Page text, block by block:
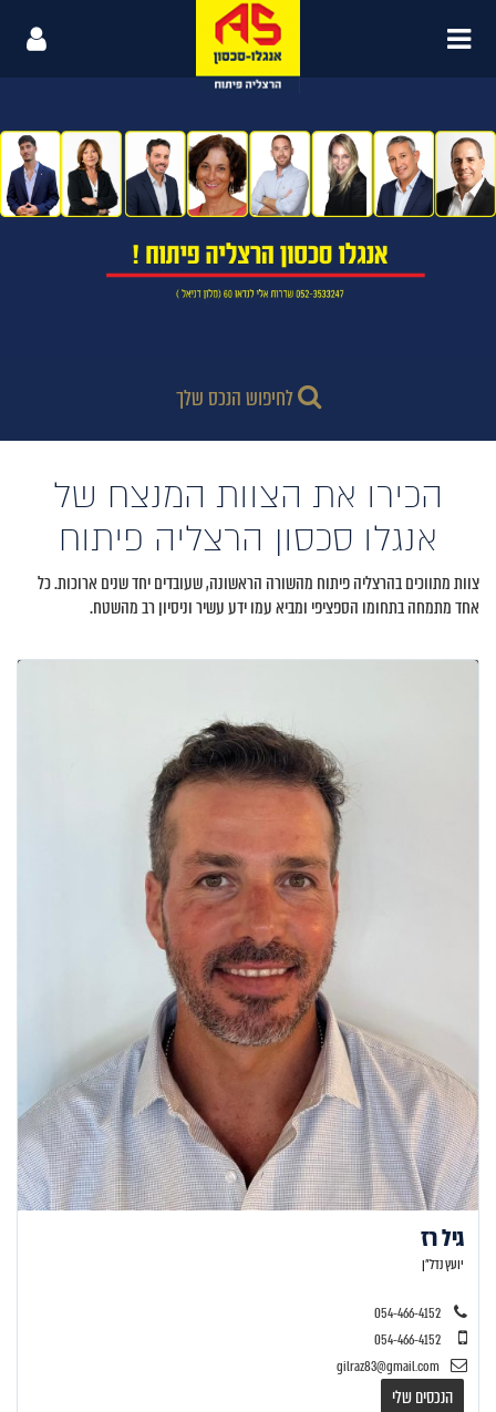
לחיפוש הנכס שלך
הכירו את הצוות המנצח של
אנגלו סכסון הרצליה פיתוח
צוות מתווכים בהרצליה פיתוח מהשורה הראשונה, שעובדים יחד שנים ארוכות. כל
אחד מתמחה בתחומו הספציפי ומביא עמו ידע עשיר וניסיון רב מהשטח.
גיל רז
יועץ נדל"ן
054-466-4152
054-466-4152
gilraz83@gmail.com
הנכסים שלי